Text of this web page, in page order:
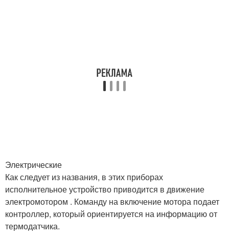
Электрические
Как следует из названия, в этих приборах
исполнительное устройство приводится в движение
электромотором . Команду на включение мотора подает
контроллер, который ориентируется на информацию от
термодатчика.